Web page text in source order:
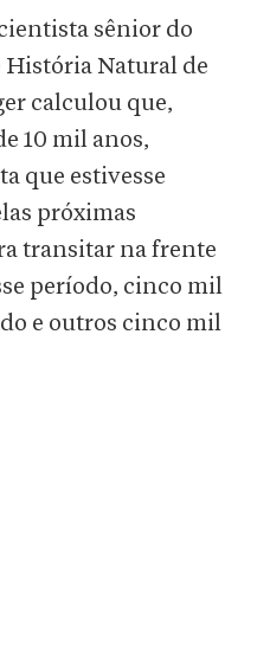
sênior do
Natural de
calculou que,
10 mil anos,
que estivesse
próximas
transitar na frente
período, cinco mil
e outros cinco mil